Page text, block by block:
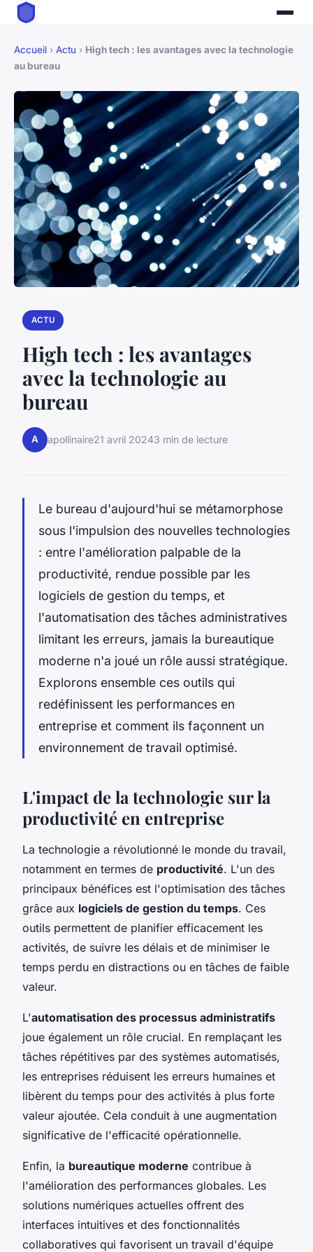
Accueil › Actu › High tech : les avantages avec la technologie
au bureau
ACTU
High tech : les avantages
avec la technologie au
bureau
A apollinaire21 avril 20243 min de lecture
Le bureau d'aujourd'hui se métamorphose
sous l'impulsion des nouvelles technologies
: entre l'amélioration palpable de la
productivité, rendue possible par les
logiciels de gestion du temps, et
l'automatisation des tâches administratives
limitant les erreurs, jamais la bureautique
moderne n'a joué un rôle aussi stratégique.
Explorons ensemble ces outils qui
redéfinissent les performances en
entreprise et comment ils façonnent un
environnement de travail optimisé.
L'impact de la technologie sur la
productivité en entreprise
La technologie a révolutionné le monde du travail,
notamment en termes de productivité. L'un des
principaux bénéfices est l'optimisation des tâches
grâce aux logiciels de gestion du temps. Ces
outils permettent de planifier efficacement les
activités, de suivre les délais et de minimiser le
temps perdu en distractions ou en tâches de faible
valeur.
L'automatisation des processus administratifs
joue également un rôle crucial. En remplaçant les
tâches répétitives par des systèmes automatisés,
les entreprises réduisent les erreurs humaines et
libèrent du temps pour des activités à plus forte
valeur ajoutée. Cela conduit à une augmentation
significative de l'efficacité opérationnelle.
Enfin, la bureautique moderne contribue à
l'amélioration des performances globales. Les
solutions numériques actuelles offrent des
interfaces intuitives et des fonctionnalités
collaboratives qui favorisent un travail d'équipe